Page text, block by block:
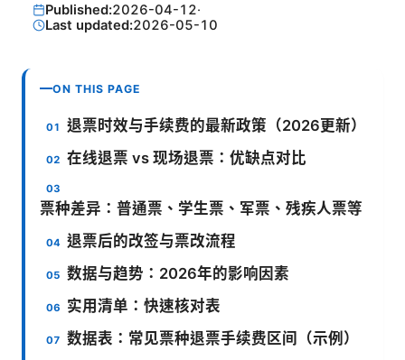
Published:2026-04-12·
Last updated:2026-05-10
ON THIS PAGE
退票时效与手续费的最新政策（2026更新）
在线退票 vs 现场退票：优缺点对比
票种差异：普通票、学生票、军票、残疾人票等
退票后的改签与票改流程
数据与趋势：2026年的影响因素
实用清单：快速核对表
数据表：常见票种退票手续费区间（示例）